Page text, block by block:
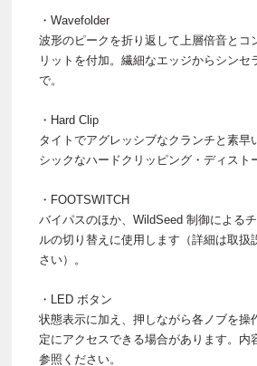
・Wavefolder
波形のピークを折り返して上層倍音とコ
リットを付加。繊細なエッジからシンセ
で。
・Hard Clip
タイトでアグレッシブなクランチと素早
シックなハードクリッピング・ディスト
・FOOTSWITCH
バイパスのほか、WildSeed 制御による
ルの切り替えに使用します（詳細は取扱
さい）。
・LED ボタン
状態表示に加え、押しながら各ノブを操
定にアクセスできる場合があります。内
参照ください。